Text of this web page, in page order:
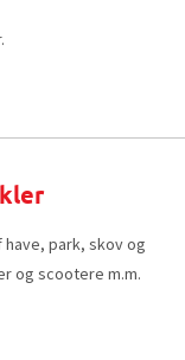
park, skov og
og scootere m.m.